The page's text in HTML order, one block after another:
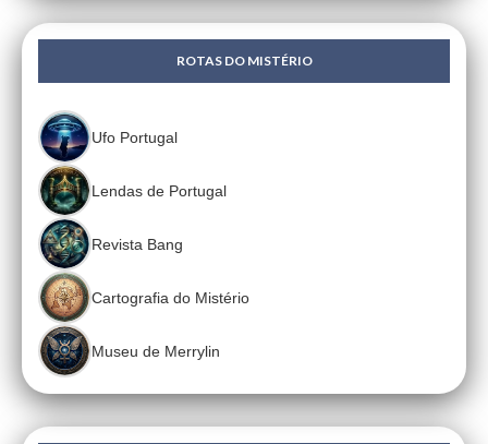
ROTAS DO MISTÉRIO
Ufo Portugal
Lendas de Portugal
Revista Bang
Cartografia do Mistério
Museu de Merrylin